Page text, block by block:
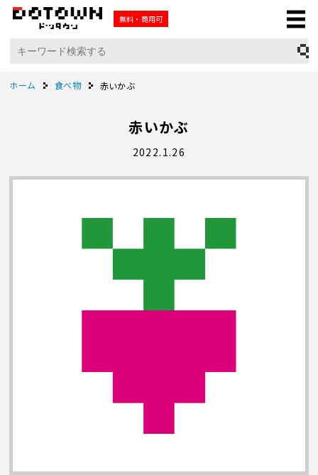
無料・商用可
ホーム 食べ物 赤いかぶ
赤いかぶ
2022.1.26